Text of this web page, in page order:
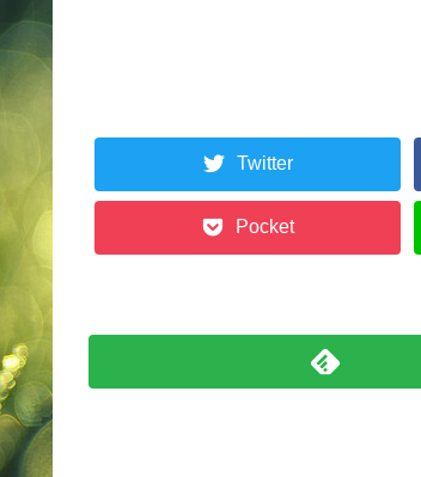
Twitter
Pocket